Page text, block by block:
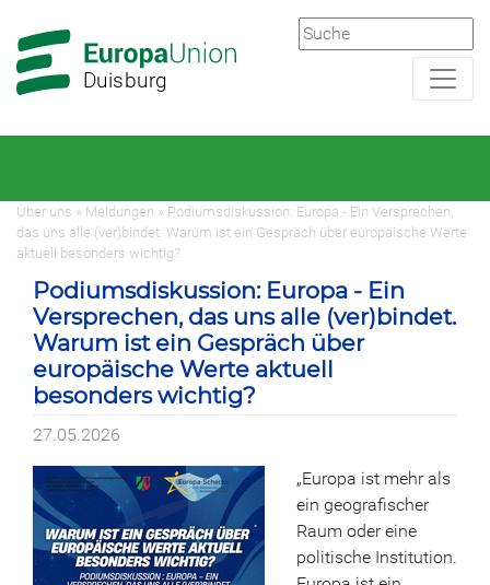
Hauptnavigation
Hauptbereich
Duisburg
Über uns » Meldungen » Podiumsdiskussion: Europa - Ein Versprechen,
das uns alle (ver)bindet. Warum ist ein Gespräch über europäische Werte
aktuell besonders wichtig?
Podiumsdiskussion: Europa - Ein
Versprechen, das uns alle (ver)bindet.
Warum ist ein Gespräch über
europäische Werte aktuell
besonders wichtig?
27.05.2026
„Europa ist mehr als
ein geografischer
Raum oder eine
politische Institution.